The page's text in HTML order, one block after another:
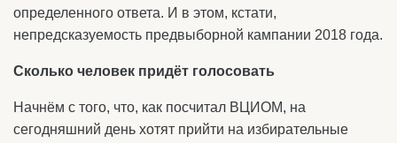
определенного ответа. И в этом, кстати,
непредсказуемость предвыборной кампании 2018 года.
Сколько человек придёт голосовать
Начнём с того, что, как посчитал ВЦИОМ, на
сегодняшний день хотят прийти на избирательные